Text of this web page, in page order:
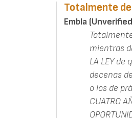
Totalmente de
Embla
mientras
LA LEY de
decenas
o los de
CUATRO